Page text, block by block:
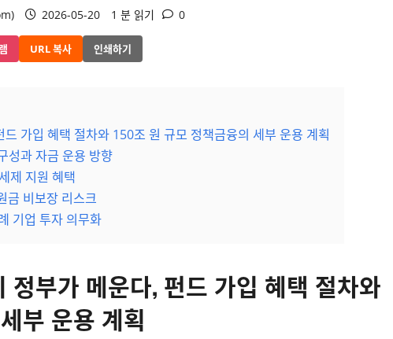
2026-05-20 1 분 읽기 0
URL 복사 인쇄하기
가입 혜택 절차와 150조 원 규모 정책금융의 세부 운용 계획
성과 자금 운용 방향
제 지원 혜택
금 비보장 리스크
기업 투자 의무화
부가 메운다, 펀드 가입 혜택 절차와
부 운용 계획